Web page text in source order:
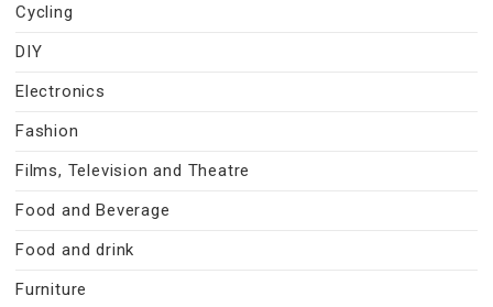
Cycling
DIY
Electronics
Fashion
Films, Television and Theatre
Food and Beverage
Food and drink
Furniture